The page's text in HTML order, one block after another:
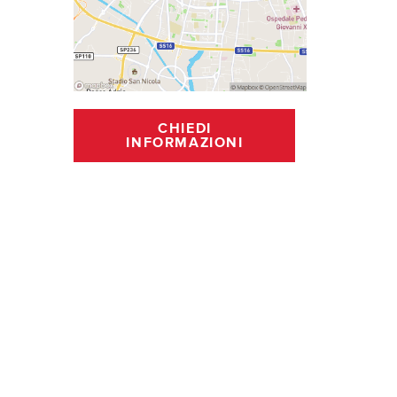
CHIEDI
INFORMAZIONI